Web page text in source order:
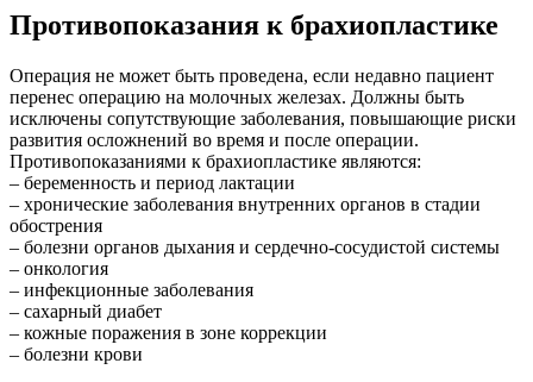
Противопоказания к брахиопластике
Операция не может быть проведена, если недавно пациент
перенес операцию на молочных железах. Должны быть
исключены сопутствующие заболевания, повышающие риски
развития осложнений во время и после операции.
Противопоказаниями к брахиопластике являются:
– беременность и период лактации
– хронические заболевания внутренних органов в стадии
обострения
– болезни органов дыхания и сердечно-сосудистой системы
– онкология
– инфекционные заболевания
– сахарный диабет
– кожные поражения в зоне коррекции
– болезни крови